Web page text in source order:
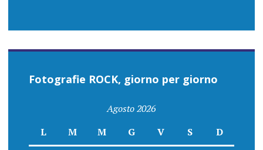
Fotografie ROCK, giorno per giorno
Agosto 2026
L
M M G V S D